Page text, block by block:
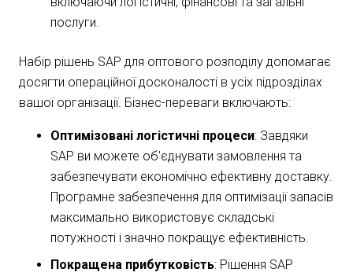
послуги.
Набір рішень SAP для оптового розподілу допомагає
досягти операційної досконалості в усіх підрозділах
вашої організації. Бізнес-переваги включають:
Оптимізовані логістичні процеси: Завдяки
SAP ви можете об’єднувати замовлення та
забезпечувати економічно ефективну доставку.
Програмне забезпечення для оптимізації запасів
максимально використовує складські
потужності і значно покращує ефективність.
Покращена прибутковість: Рішення SAP